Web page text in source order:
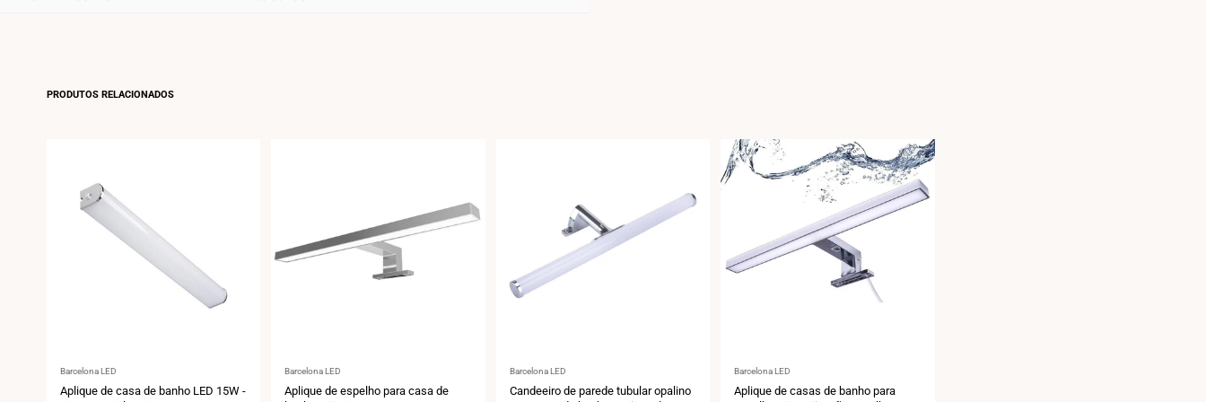
PRODUTOS RELACIONADOS
Fornecedor:
Barcelona LED
Aplique de casa de banho LED 15W -
Fornecedor:
Barcelona LED
Aplique de espelho para casa de
Fornecedor:
Barcelona LED
Candeeiro de parede tubular opalino
Fornecedor:
Barcelona LED
Aplique de casas de banho para